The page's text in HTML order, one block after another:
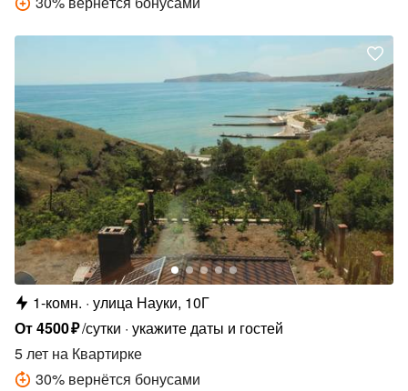
1-комн. улица Науки, 10Г
От4500₽/сутки укажите даты и гостей
5 лет на Квартирке
30% вернётся бонусами